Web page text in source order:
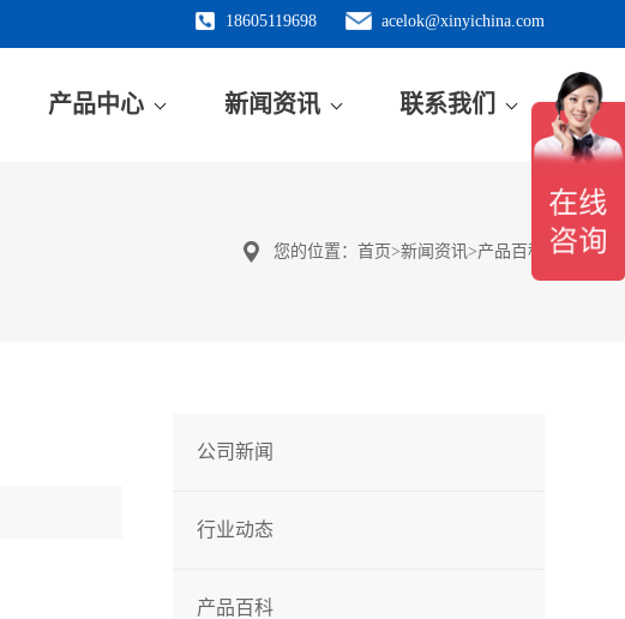
18605119698 acelok@xinyichina.com
产品中心 新闻资讯 联系我们
您的位置： 首页>新闻资讯>产品百科
公司新闻
行业动态
产品百科